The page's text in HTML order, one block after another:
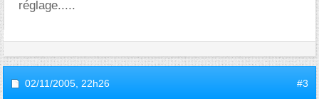
réglage.....
02/11/2005, 22h26 #3